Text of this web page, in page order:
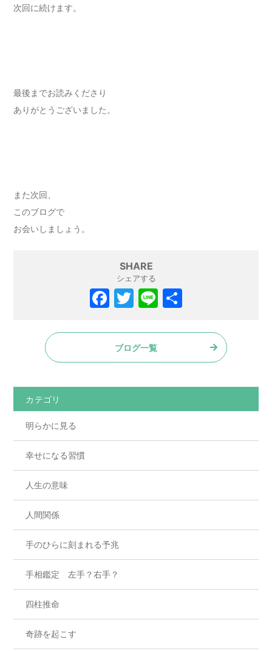
次回に続けます。
最後までお読みくださり
ありがとうございました。
また次回、
このブログで
お会いしましょう。
SHARE
シェアする
ブログ一覧
カテゴリ
明らかに見る
幸せになる習慣
人生の意味
人間関係
手のひらに刻まれる予兆
手相鑑定 左手？右手？
四柱推命
奇跡を起こす